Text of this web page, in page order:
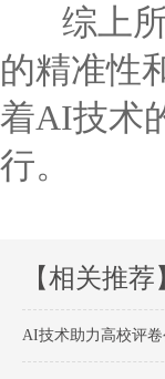
综上所
的精准性
着AI技术
行。
【相关推荐
AI技术助力高校评